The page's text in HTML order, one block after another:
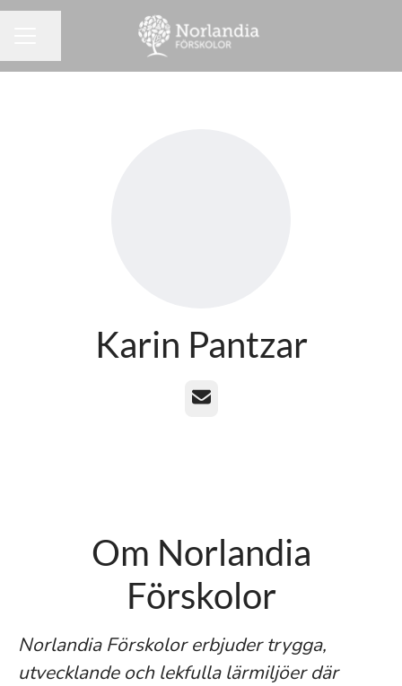
Karin Pantzar
E-post
Om Norlandia
Förskolor
Norlandia Förskolor erbjuder trygga,
utvecklande och lekfulla lärmiljöer där